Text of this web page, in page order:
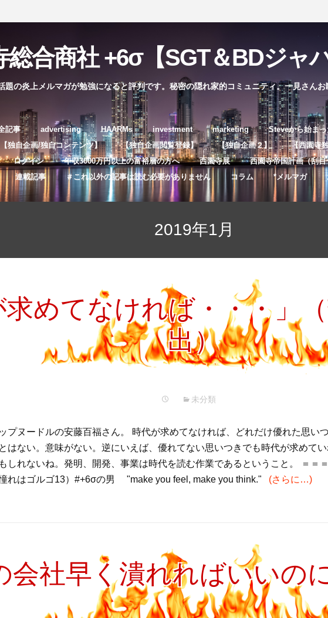
総合商社 +6σ【SGT＆BDジャ
題の炎上メルマガが勉強になると評判です。秘密の隠れ家的コミュニティ。一見さんお
コ
ン
テ
ン
ス
キ
記事 advertising HAARMs investment marketing Steveから始ま
【独自企画/独自コンテンツ】 【独自企画閲覧登録】 【独自企画２】
【西園寺
ログイン 年収3000万円以上の富裕層の方へ 西園寺展 西園寺帝国計画（刮
連載記事
＃これ以外の記事は読む必要がありません コラム *メルマガ
2019年1月
求めてなければ・・・」
出）
未分類
プヌードルの安藤百福さん。 時代が求めてなければ、どれだけ優れた思い
はない。意味がない。逆にいえば、優れてない思いつきでも時代が求めて
しれないね。発明、開発、事業は時代を読む作業であるということ。 ＝＝
憧れはゴルゴ13）#+6σの男 "make you feel, make you think." (さらに…)
会社早く潰れればいいの